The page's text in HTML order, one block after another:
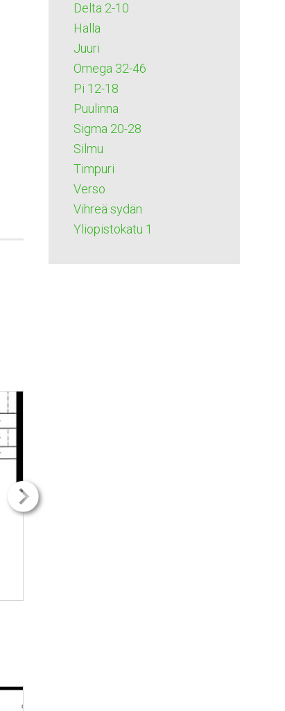
Delta 2-10
Halla
Juuri
Omega 32-46
Pi 12-18
Puulinna
Sigma 20-28
Silmu
Timpuri
Verso
Vihreä sydän
Yliopistokatu 1